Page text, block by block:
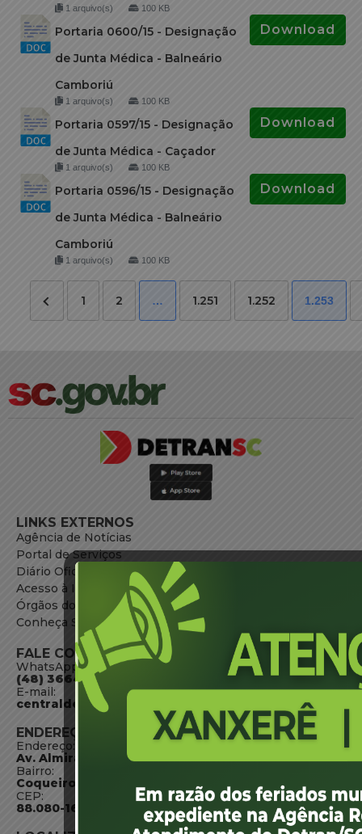
1 arquivo(s) 100 KB
Portaria 0600/15 - Designação
de Junta Médica - Balneário
Camboriú
1 arquivo(s) 100 KB
Download
Portaria 0597/15 - Designação
de Junta Médica - Caçador
1 arquivo(s) 100 KB
Download
Portaria 0596/15 - Designação
de Junta Médica - Balneário
Camboriú
1 arquivo(s) 100 KB
Download
1 2 … 1.251 1.252 1.253
LINKS EXTERNOS
Agência de Notícias
Portal de Serviços
Diário Oficial
Acesso à Informação
Órgãos do Governo
Conheça SC
FALE CONOSCO
WhatsApp:
(48) 3664-1800
E-mail:
centraldeinformacoes@detran.sc.gov.br
ENDEREÇO
Endereço:
Av. Almirante Tamandaré - 480
Bairro:
Coqueiros, Florianópolis SC
CEP:
88.080-160